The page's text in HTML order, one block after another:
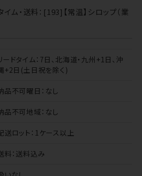
イム・送料：[193]【常温】シロップ（業
ードタイム：7日、北海道・九州+1日、沖
+2日(土日祝を除く)
品不可曜日 ：なし
品不可地域：なし
送ロット ：1ケース以上
料：送料込み